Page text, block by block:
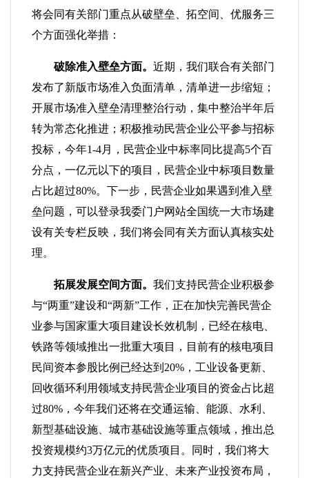
将会同有关部门重点从破壁垒、拓空间、优服务三
个方面强化举措：
破除准入壁垒方面。 近期，我们联合有关部门
发布了新版市场准入负面清单，清单进一步缩短；
开展市场准入壁垒清理整治行动，集中整治半年后
转为常态化推进；积极推动民营企业公平参与招标
投标，今年1-4月，民营企业中标率同比提高5个百
分点，一亿元以下的项目，民营企业中标项目数量
占比超过80%。下一步，民营企业如果遇到准入壁
垒问题，可以登录我委门户网站全国统一大市场建
设有关专栏反映，我们将会同有关方面认真核实处
理。
拓展发展空间方面。 我们支持民营企业积极参
与“两重”建设和“两新”工作，正在加快完善民营企
业参与国家重大项目建设长效机制，已经在核电、
铁路等领域推出一批重大项目，目前有的核电项目
民间资本参股比例已经达到20%，工业设备更新、
回收循环利用领域支持民营企业项目的资金占比超
过80%，今年我们还将在交通运输、能源、水利、
新型基础设施、城市基础设施等重点领域，推出总
投资规模约3万亿元的优质项目。同时，我们将大
力支持民营企业在新兴产业、未来产业投资布局，